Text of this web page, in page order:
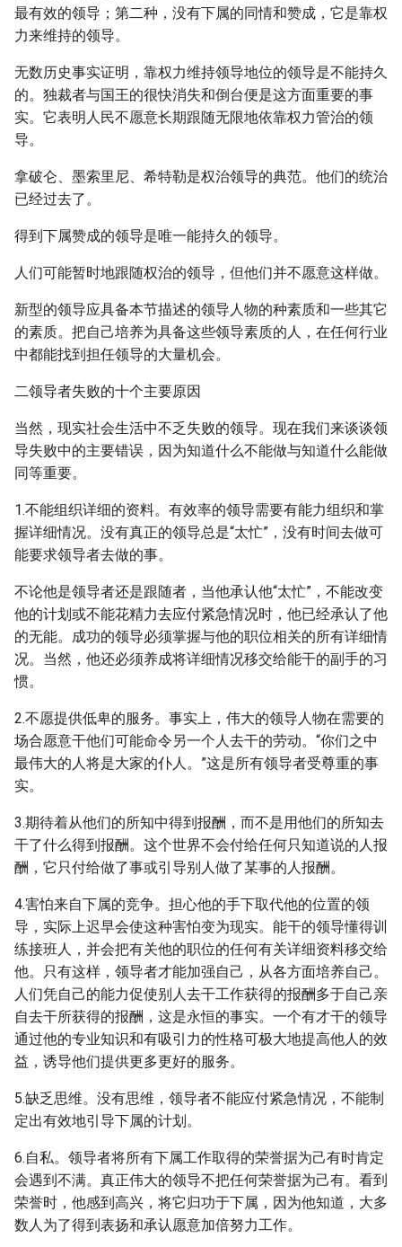
最有效的领导；第二种，没有下属的同情和赞成，它是靠权
力来维持的领导。
无数历史事实证明，靠权力维持领导地位的领导是不能持久
的。独裁者与国王的很快消失和倒台便是这方面重要的事
实。它表明人民不愿意长期跟随无限地依靠权力管治的领
导。
拿破仑、墨索里尼、希特勒是权治领导的典范。他们的统治
已经过去了。
得到下属赞成的领导是唯一能持久的领导。
人们可能暂时地跟随权治的领导，但他们并不愿意这样做。
新型的领导应具备本节描述的领导人物的种素质和一些其它
的素质。把自己培养为具备这些领导素质的人，在任何行业
中都能找到担任领导的大量机会。
二领导者失败的十个主要原因
当然，现实社会生活中不乏失败的领导。现在我们来谈谈领
导失败中的主要错误，因为知道什么不能做与知道什么能做
同等重要。
1.不能组织详细的资料。有效率的领导需要有能力组织和掌
握详细情况。没有真正的领导总是“太忙”，没有时间去做可
能要求领导者去做的事。
不论他是领导者还是跟随者，当他承认他“太忙”，不能改变
他的计划或不能花精力去应付紧急情况时，他已经承认了他
的无能。成功的领导必须掌握与他的职位相关的所有详细情
况。当然，他还必须养成将详细情况移交给能干的副手的习
惯。
2.不愿提供低卑的服务。事实上，伟大的领导人物在需要的
场合愿意干他们可能命令另一个人去干的劳动。“你们之中
最伟大的人将是大家的仆人。”这是所有领导者受尊重的事
实。
3.期待着从他们的所知中得到报酬，而不是用他们的所知去
干了什么得到报酬。这个世界不会付给任何只知道说的人报
酬，它只付给做了事或引导别人做了某事的人报酬。
4.害怕来自下属的竞争。担心他的手下取代他的位置的领
导，实际上迟早会使这种害怕变为现实。能干的领导懂得训
练接班人，并会把有关他的职位的任何有关详细资料移交给
他。只有这样，领导者才能加强自己，从各方面培养自己。
人们凭自己的能力促使别人去干工作获得的报酬多于自己亲
自去干所获得的报酬，这是永恒的事实。一个有才干的领导
通过他的专业知识和有吸引力的性格可极大地提高他人的效
益，诱导他们提供更多更好的服务。
5.缺乏思维。没有思维，领导者不能应付紧急情况，不能制
定出有效地引导下属的计划。
6.自私。领导者将所有下属工作取得的荣誉据为己有时肯定
会遇到不满。真正伟大的领导不把任何荣誉据为己有。看到
荣誉时，他感到高兴，将它归功于下属，因为他知道，大多
数人为了得到表扬和承认愿意加倍努力工作。